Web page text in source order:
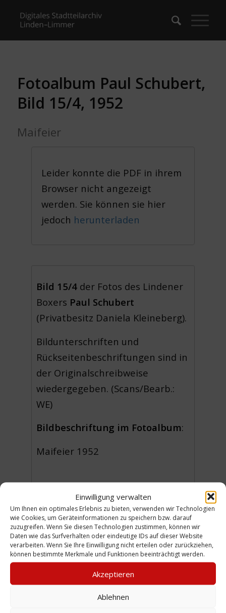
Einwilligung verwalten
Um Ihnen ein optimales Erlebnis zu bieten, verwenden wir Technologien
wie Cookies, um Geräteinformationen zu speichern bzw. darauf
zuzugreifen. Wenn Sie diesen Technologien zustimmen, können wir
Daten wie das Surfverhalten oder eindeutige IDs auf dieser Website
verarbeiten. Wenn Sie Ihre Einwilligung nicht erteilen oder zurückziehen,
können bestimmte Merkmale und Funktionen beeinträchtigt werden.
Akzeptieren
Ablehnen
Fotoalbum Paul Schubert,
Bild 15/4, 1952
Maifeier
Leider konnte die PDF in ihrem
Browser nicht angezeigt
werden. Sie können sie hier
jedoch herunterladen
Bild 15/4 der Fotos des Lindener
Boxers Paul Schubert
(Privatbesitz Daniela Kleineberg).
Bildunterschriften und
Rückseitenbeschriftungen sind in
der Originalschreibweise
wiedergegeben. (Scans/Bearb.:
WE)
Bildbeschriftung im Fotoalbum:
Maifeier 1952
Beschriftung auf Rückseite
33a
Maifeier 1952